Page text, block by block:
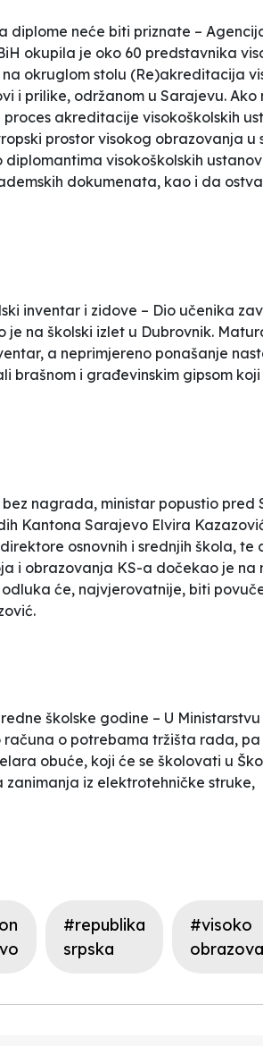
diplome neće biti priznate –
okupila je oko 60 predstavnika
okruglom stolu (Re)akreditacija
i prilike, održanom u Sarajevu. Ako
akreditacije visokoškolskih
prostor visokog obrazovanja u
visokoškolskih
dokumenata, kao i da
inventar i zidove – Dio učenika
na školski izlet u Dubrovnik.
a neprimjereno ponašanje
brašnom i građevinskim gipsom koji
nagrada, ministar popustio pred
Kantona Sarajevo Elvira
osnovnih i srednjih škola, te
i obrazovanja KS-a dočekao je na
će, najvjerovatnije, biti
školske godine – U
o potrebama tržišta rada,
obuće, koji će se školovati u
zanimanja iz elektrotehničke struke,
#republika
srpska
#visoko